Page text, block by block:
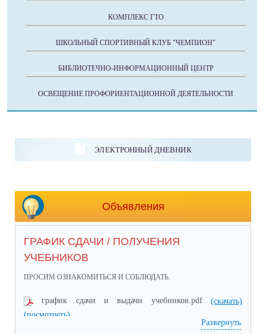
КОМПЛЕКС ГТО
ШКОЛЬНЫЙ СПОРТИВНЫЙ КЛУБ "ЧЕМПИОН"
БИБЛИОТЕЧНО-ИНФОРМАЦИОННЫЙ ЦЕНТР
ОСВЕЩЕНИЕ ПРОФОРИЕНТАЦИОННОЙ ДЕЯТЕЛЬНОСТИ
ЭЛЕКТРОННЫЙ ДНЕВНИК
Объявления
ГРАФИК СДАЧИ / ПОЛУЧЕНИЯ
УЧЕБНИКОВ
ПРОСИМ ОЗНАКОМИТЬСЯ И СОБЛЮДАТЬ.
график сдачи и выдачи учебников.pdf(скачать)
(посмотреть)
Развернуть